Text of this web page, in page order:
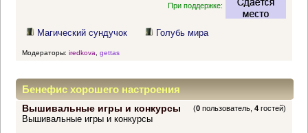
При поддержке:
Магический сундучок Голубь мира
Модераторы: iredkova gettas
Бенефис хорошего настроения
Вышивальные игры и конкурсы (0 пользователь,4 гостей)
Вышивальные игры и конкурсы